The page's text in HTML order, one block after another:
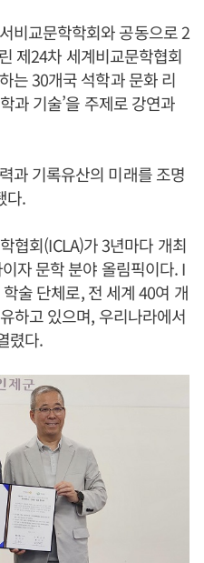
비교문학학회와 공동으로 2
제24차 세계비교문학협회
는 30개국 석학과 문화 리
과 기술’을 주제로 강연과
과 기록유산의 미래를 조명
다.
협회(ICLA)가 3년마다 개최
자 문학 분야 올림픽이다. I
술 단체로, 전 세계 40여 개
하고 있으며, 우리나라에서
렸다.